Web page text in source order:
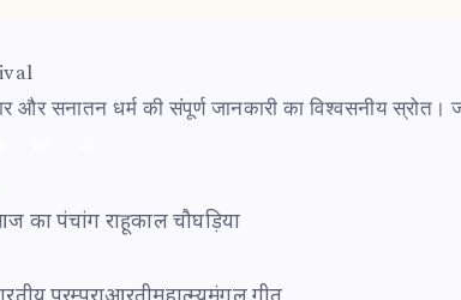
और सनातन धर्म की संपूर्ण जानकारी का विश्वसनीय स्रोत।
का पंचांग राहूकाल चौघड़िया